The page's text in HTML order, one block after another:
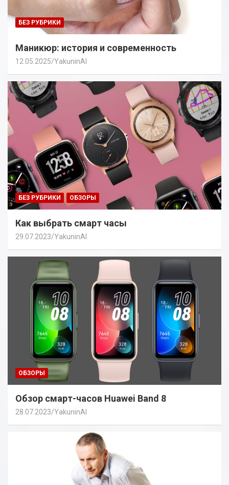
БЕЗ РУБРИКИ
Маникюр: история и современность
12.05.2025 YakuninAI
БЕЗ РУБРИКИ ОБЗОРЫ
Как выбрать смарт часы
29.07.2023 YakuninAI
ОБЗОРЫ
Обзор смарт-часов Huawei Band 8
28.07.2023 YakuninAI